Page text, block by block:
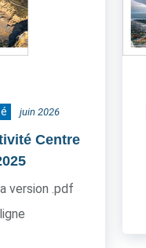
juin 2026
Centre
version .pdf